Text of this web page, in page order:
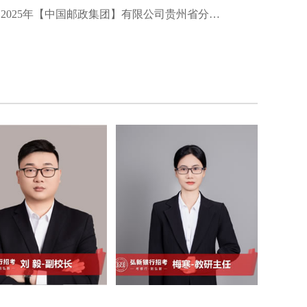
2025年【中国邮政集团】有限公司贵州省分公司夏季招聘启事